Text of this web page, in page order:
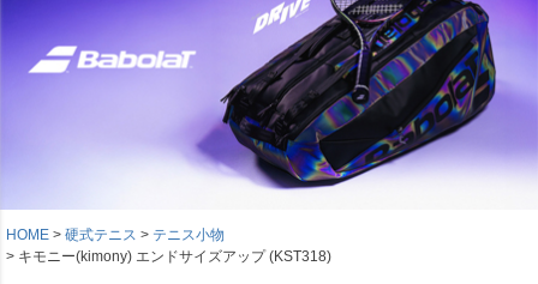
HOME 硬式テニス
テニス小物
キモニー(kimony) エンドサイズアップ (KST318)